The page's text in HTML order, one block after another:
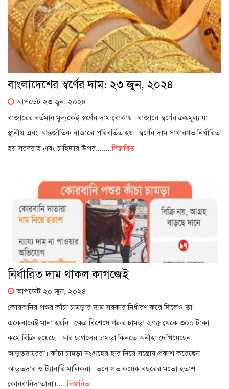
বাংলাদেশের স্বর্ণের দাম: ২৩ জুন, ২০২৪
আপডেট ২৩ জুন, ২০২৪
বাজারের বর্তমান মূল্যকেই স্বর্ণের দাম বোঝায়। বাজারে স্বর্ণের ক্রয়মূল্য যা
স্থানীয় এবং আন্তর্জাতিক বাজারে পরিবর্তিত হয়। স্বর্ণের দাম সাধারণত নির্ধারিত
হয় সরবরাহ এবং চাহিদার উপর........বিস্তারিত
নির্ধারিত দাম থাকল কাগজেই
আপডেট ২০ জুন, ২০২৪
কোরবানির পশুর কাঁচা চামড়ার দাম সরকার নির্ধারণ করে দিলেও তা
একেবারেই মানা হয়নি। ক্ষেত্র বিশেষে গরুর চামড়া ২৭৫ থেকে ৩০০ টাকা
কমে বিক্রি হয়েছে। আর ছাগলের চামড়া কিনতে অনীহা দেখিয়েছেন
আড়তদারেরা। কাঁচা চামড়া সংগ্রহের হার নিয়ে সন্তোষ প্রকাশ করেছেন
আড়তদার ও ট্যানারি মালিকরা। তবে গত কয়েক বছরের মতো হতাশ
কোরবানিদাতারা।.....বিস্তারিত